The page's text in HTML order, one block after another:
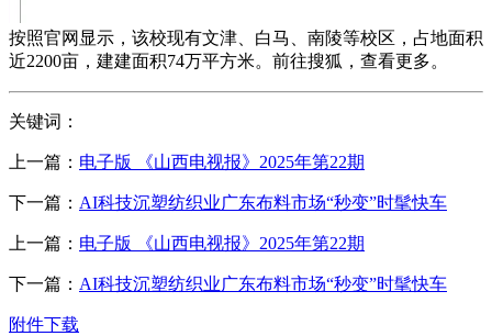
按照官网显示，该校现有文津、白马、南陵等校区，占地面积
近2200亩，建建面积74万平方米。前往搜狐，查看更多。
关键词：
上一篇： 电子版 《山西电视报》2025年第22期
下一篇： AI科技沉塑纺织业广东布料市场“秒变”时髦快车
上一篇： 电子版 《山西电视报》2025年第22期
下一篇： AI科技沉塑纺织业广东布料市场“秒变”时髦快车
附件下载